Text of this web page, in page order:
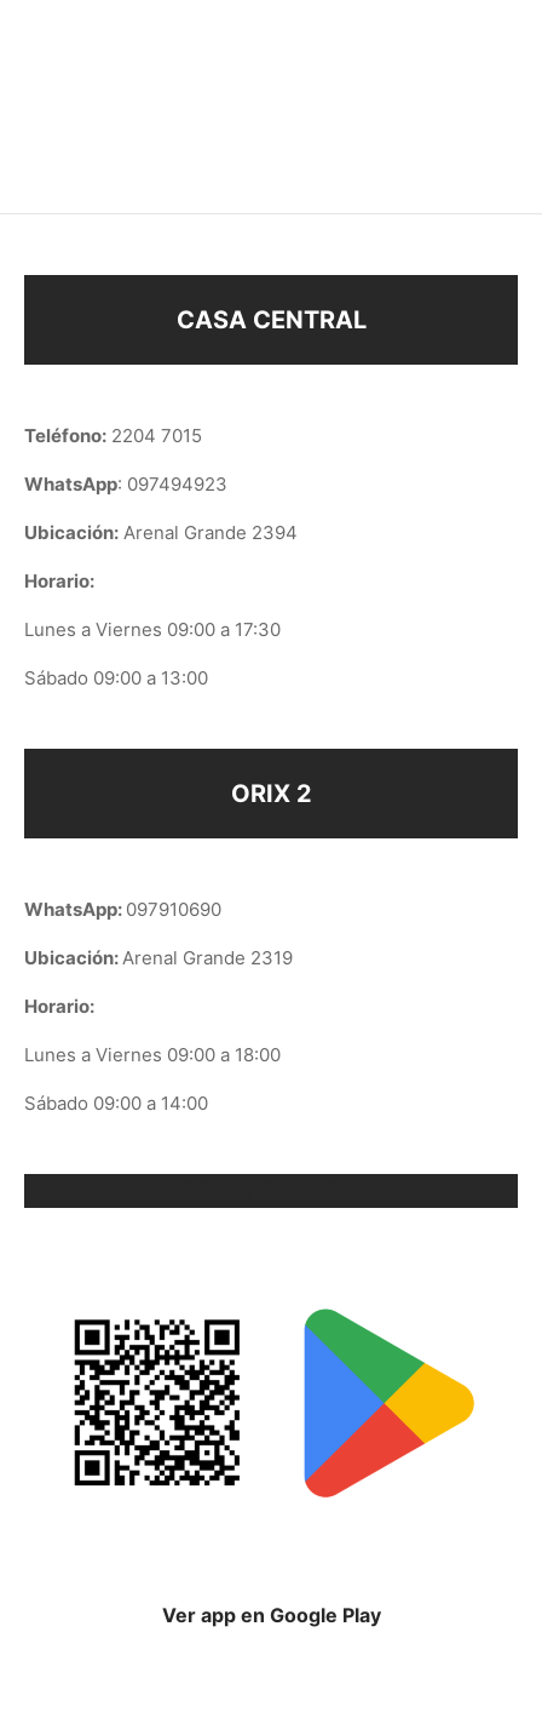
CASA CENTRAL
Teléfono: 2204 7015
WhatsApp: 097494923
Ubicación: Arenal Grande 2394
Horario:
Lunes a Viernes 09:00 a 17:30
Sábado 09:00 a 13:00
ORIX 2
WhatsApp: 097910690
Ubicación:Arenal Grande 2319
Horario:
Lunes a Viernes 09:00 a 18:00
Sábado 09:00 a 14:00
Ver app en Google Play